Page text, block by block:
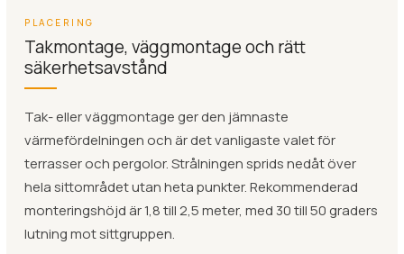
PLACERING
Takmontage, väggmontage och rätt
säkerhetsavstånd
Tak- eller väggmontage ger den jämnaste
värmefördelningen och är det vanligaste valet för
terrasser och pergolor. Strålningen sprids nedåt över
hela sittområdet utan heta punkter. Rekommenderad
monteringshöjd är 1,8 till 2,5 meter, med 30 till 50 graders
lutning mot sittgruppen.